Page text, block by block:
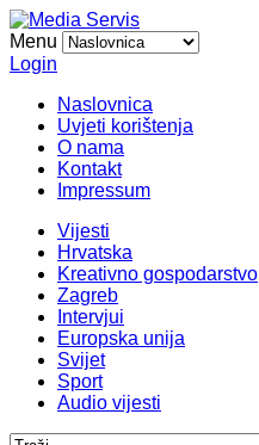
Menu
Login
Naslovnica
Uvjeti korištenja
O nama
Kontakt
Impressum
Vijesti
Hrvatska
Kreativno gospodarstvo
Zagreb
Intervjui
Europska unija
Svijet
Sport
Audio vijesti